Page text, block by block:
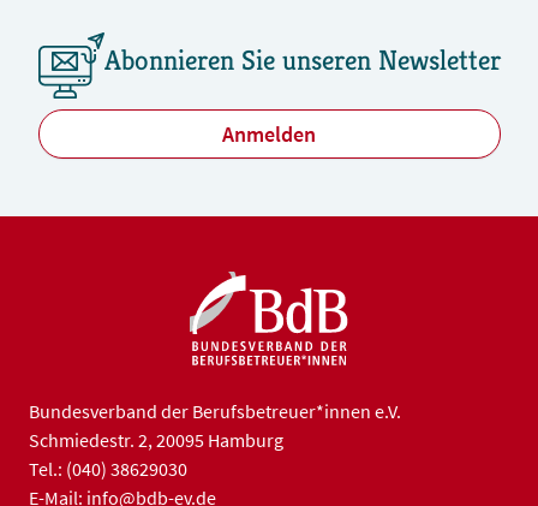
Abonnieren Sie unseren Newsletter
Anmelden
Bundesverband der Berufsbetreuer*innen e.V.
Schmiedestr. 2, 20095 Hamburg
Tel.: (040) 38629030
E-Mail: info@bdb-ev.de